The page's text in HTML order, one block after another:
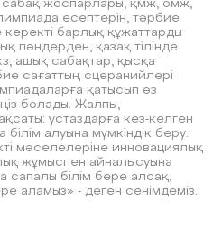
сабақ жоспарлары, қмж, омж,
есептерін, тәрбие
керекті барлық құжаттарды
пәндерден, қазақ тілінде
ашық сабақтар, қысқа
сағаттың сцеранийлері
қатысып өз
болады. Жалпы,
ұстаздарға кез-келген
алуына мүмкіндік беру.
мәселелеріне инновациялық
жұмыспен айналысуына
сапалы білім бере алсақ,
аламыз» - деген сенімдеміз.